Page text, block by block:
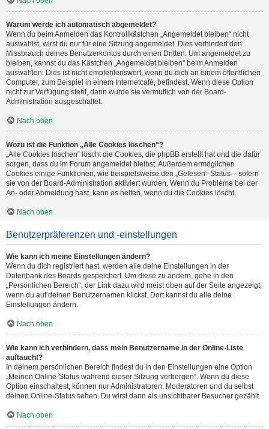
Warum werde ich automatisch abgemeldet?
Wenn du beim Anmelden das Kontrollkästchen „Angemeldet bleiben“ nicht
auswählst, wirst du nur für eine Sitzung angemeldet. Dies verhindert den
Missbrauch deines Benutzerkontos durch einen Dritten. Um angemeldet zu
bleiben, kannst du das Kästchen „Angemeldet bleiben“ beim Anmelden
auswählen. Dies ist nicht empfehlenswert, wenn du dich an einem öffentlichen
Computer, zum Beispiel in einem Internetcafé, befindest. Wenn diese Option
nicht zur Verfügung steht, dann wurde sie vermutlich von der Board-
Administration ausgeschaltet.
Nach oben
Wozu ist die Funktion „Alle Cookies löschen“?
„Alle Cookies löschen“ löscht die Cookies, die phpBB erstellt hat und die dafür
sorgen, dass du im Forum angemeldet bleibst. Außerdem ermöglichen
Cookies einige Funktionen, wie beispielsweise den „Gelesen“-Status – sofern
sie von der Board-Administration aktiviert wurden. Wenn du Probleme bei der
An- oder Abmeldung hast, kann es helfen, wenn du die Cookies löscht.
Nach oben
Benutzerpräferenzen und -einstellungen
Wie kann ich meine Einstellungen ändern?
Wenn du dich registriert hast, werden alle deine Einstellungen in der
Datenbank des Boards gespeichert. Um diese zu ändern, gehe in den
„Persönlichen Bereich“; der Link dazu wird meist oben auf der Seite angezeigt,
wenn du auf deinen Benutzernamen klickst. Dort kannst du alle deine
Einstellungen ändern.
Nach oben
Wie kann ich verhindern, dass mein Benutzername in der Online-Liste
auftaucht?
In deinem persönlichen Bereich findest du in den Einstellungen eine Option
„Meinen Online-Status während dieser Sitzung verbergen“. Wenn du diese
Option einschaltest, können nur Administratoren, Moderatoren und du selbst
deinen Online-Status sehen. Du wirst dann als unsichtbarer Besucher gezählt.
Nach oben